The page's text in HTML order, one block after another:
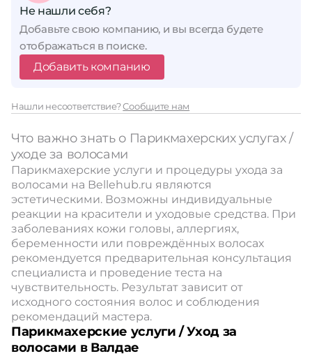
Не нашли себя?
Добавьте свою компанию, и вы всегда будете
отображаться в поиске.
Добавить компанию
Нашли несоответствие?Сообщите нам
Что важно знать о Парикмахерских услугах /
уходе за волосами
Парикмахерские услуги и процедуры ухода за
волосами на Bellehub.ru являются
эстетическими. Возможны индивидуальные
реакции на красители и уходовые средства. При
заболеваниях кожи головы, аллергиях,
беременности или повреждённых волосах
рекомендуется предварительная консультация
специалиста и проведение теста на
чувствительность. Результат зависит от
исходного состояния волос и соблюдения
рекомендаций мастера.
Парикмахерские услуги / Уход за
волосами в Валдае